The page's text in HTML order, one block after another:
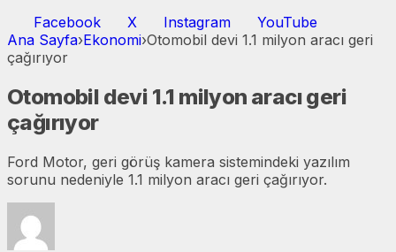
Facebook
X Instagram
YouTube
Ana Sayfa›Ekonomi›Otomobil devi 1.1 milyon aracı geri
çağırıyor
Otomobil devi 1.1 milyon aracı geri
çağırıyor
Ford Motor, geri görüş kamera sistemindeki yazılım
sorunu nedeniyle 1.1 milyon aracı geri çağırıyor.